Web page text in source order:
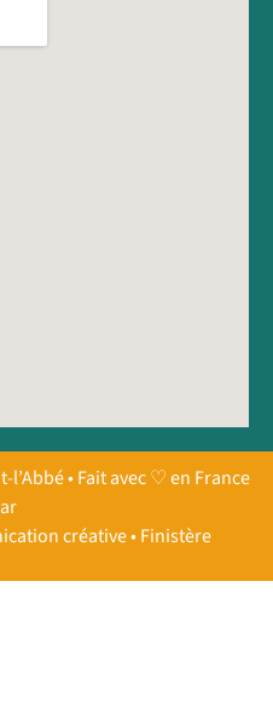
• Fait avec ♡ en France
créative • Finistère